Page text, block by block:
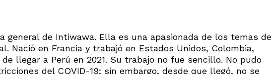
general de Intiwawa. Ella es una apasionada de los temas de
Nació en Francia y trabajó en Estados Unidos, Colombia,
llegar a Perú en 2021. Su trabajo no fue sencillo. No pudo
del COVID-19; sin embargo, desde que llegó, no se